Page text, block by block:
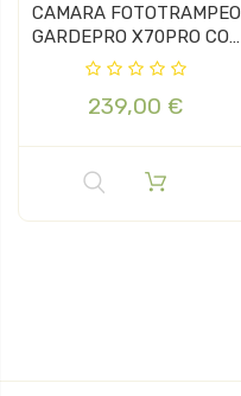
CAMARA FOTOTRAMPEO
GARDEPRO X70PRO CON
GPS
239,00 €